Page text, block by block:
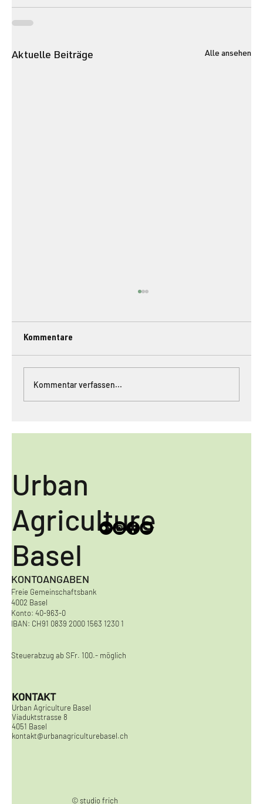
Aktuelle Beiträge Alle ansehen
Kommentare
Kommentar verfassen...
KONTAKT
Urban Agriculture Basel
Viaduktstrasse 8
4051 Basel
kontakt@urbanagriculturebasel.ch
© studio frich
KONTOANGABEN
Freie Gemeinschaftsbank
4002 Basel
Konto: 40-963-0
IBAN: CH91 0839 2000 1563 1230 1
Steuerabzug ab SFr. 100.- möglich
Urban
Agriculture
Basel